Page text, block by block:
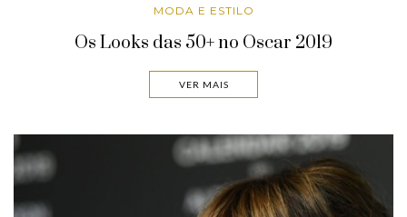
MODA E ESTILO
Os Looks das 50+ no Oscar 2019
VER MAIS